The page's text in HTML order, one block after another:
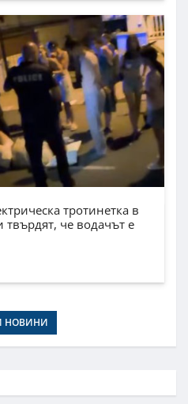
тротинетка в
че водачът е
НОВИНИ